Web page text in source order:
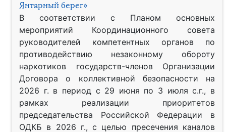
Янтарный берег»
В соответствии с Планом основных
мероприятий Координационного совета
руководителей компетентных органов по
противодействию незаконному обороту
наркотиков государств-членов Организации
Договора о коллективной безопасности на
2026 г. в период с 29 июня по 3 июля с.г., в
рамках реализации приоритетов
председательства Российской Федерации в
ОДКБ в 2026 г., с целью пресечения каналов